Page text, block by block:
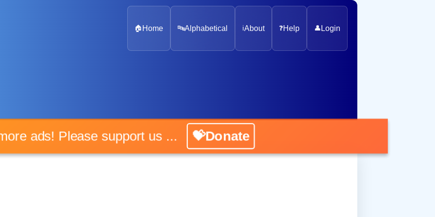
🏠 Home 🔤Alphabetical ℹ️About ❓Help 👤 Login
ads! Please support us ... 💝Donate